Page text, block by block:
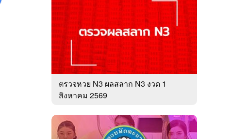
ตรวจหวย N3 ผลสลาก N3 งวด 1
สิงหาคม 2569